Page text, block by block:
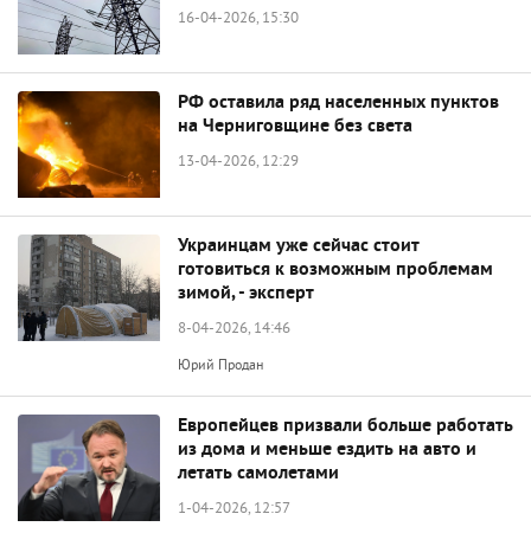
16-04-2026, 15:30
РФ оставила ряд населенных пунктов
на Черниговщине без света
13-04-2026, 12:29
Украинцам уже сейчас стоит
готовиться к возможным проблемам
зимой, - эксперт
8-04-2026, 14:46
Юрий Продан
Европейцев призвали больше работать
из дома и меньше ездить на авто и
летать самолетами
1-04-2026, 12:57